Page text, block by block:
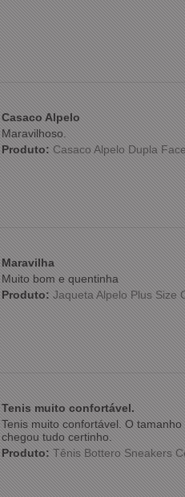
Casaco Alpelo
Maravilhoso.
Produto:Casaco Alpelo Dupla
Maravilha
Muito bom e quentinha
Produto:Jaqueta Alpelo Plus Size
Tenis muito confortável.
Tenis muito confortável. O
chegou tudo certinho.
Produto:Tênis Bottero Sneakers